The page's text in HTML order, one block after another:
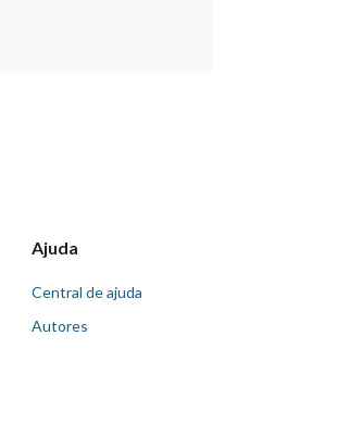
Ajuda
Central de ajuda
Autores